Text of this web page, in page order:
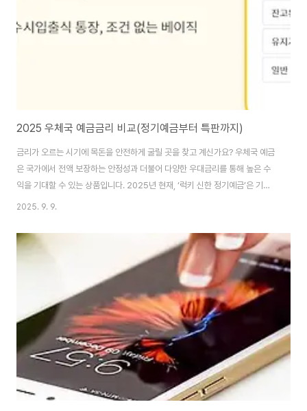
2025 우체국 예금금리 비교(정기예금부터 특판까지)
금리가 오르는 시기에 목돈을 안전하게 굴릴 곳을 찾고 계신가요? 우체국 예금
은 국가에서 전액 보장하는 안정성과 더불어 다양한 우대금리를 통해 높은 수
익을 기대할 수 있는 상품입니다. 2025년 현재, ‘럭키 신한 정기예금’은 기본
금리 2.4%에 우대금리와 카.드 리워드를 더해 최대 2.9%, ‘초록별사랑 정기
다. 우체국 예금의 강점 우체국 예금은 일반 은행 예금과 가장 큰 차이가 있습니
다. 바로 국가 전액 보장이라는 점입니다. 일반 은행 예금은 예금자보호법에 따
라 1인당 5천만 원까지만 보호되지만, 우체국 예금은 「우체국예금보.험법」에
따라 전액을 보장합니다. 따라서 안전성이 가장 높은 금융상품 중 하나라고 할
2025. 9. 9.